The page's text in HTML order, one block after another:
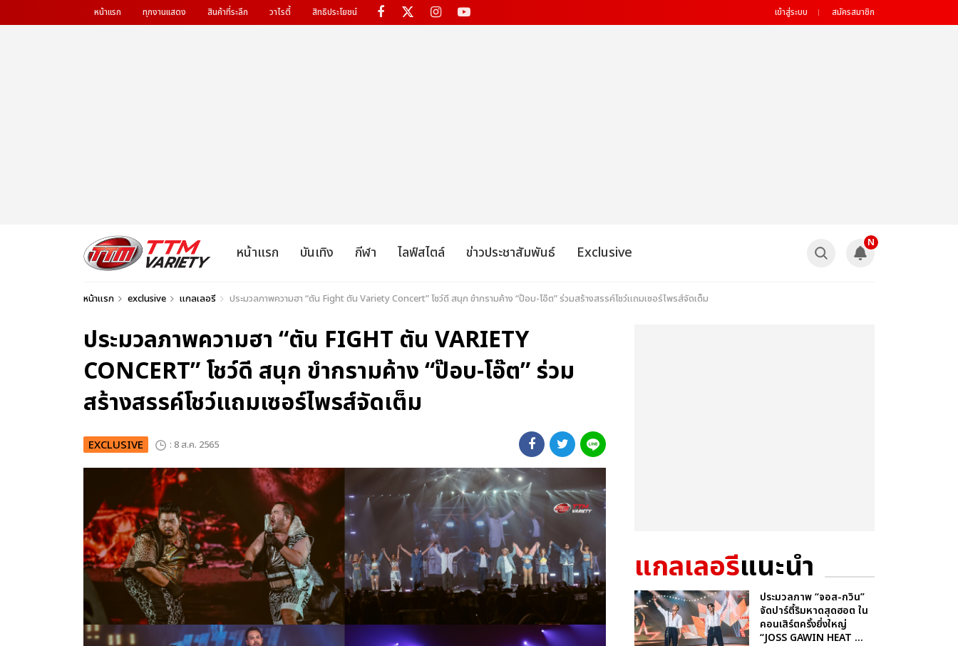
หน้าแรก ทุกงานแสดง สินค้าที่ระลึก วาไรตี้ สิทธิประโยชน์ เข้าสู่ระบบ สมัครสมาชิก
หน้าแรก บันเทิง กีฬา ไลฟ์สไตล์ ข่าวประชาสัมพันธ์ Exclusive
N
หน้าแรก exclusive แกลเลอรี ประมวลภาพความฮา “ตัน Fight ตัน Variety Concert” โชว์ดี สนุก ขำกรามค้าง “ป๊อบ-โอ๊ต” ร่วมสร้างสรรค์โชว์แถมเซอร์ไพรส์จัดเต็ม
ประมวลภาพความฮา “ตัน FIGHT ตัน VARIETY
CONCERT” โชว์ดี สนุก ขำกรามค้าง “ป๊อบ-โอ๊ต” ร่วม
สร้างสรรค์โชว์แถมเซอร์ไพรส์จัดเต็ม
EXCLUSIVE : 8 ส.ค. 2565
แกลเลอรีแนะนำ
ประมวลภาพ “จอส-กวิน”
จัดปาร์ตี้ริมหาดสุดฮอต ใน
คอนเสิร์ตครั้งยิ่งใหญ่
“JOSS GAWIN HEAT ...